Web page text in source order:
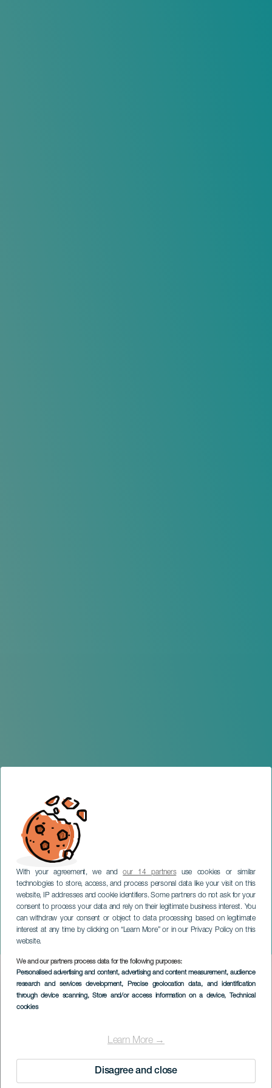
With your agreement, we andour 14 partnersuse cookies or similar
technologies to store, access, and process personal data like your visit on this
website, IP addresses and cookie identifiers. Some partners do not ask for your
consent to process your data and rely on their legitimate business interest. You
can withdraw your consent or object to data processing based on legitimate
interest at any time by clicking on “Learn More” or in our Privacy Policy on this
website.
We and our partners process data for the following purposes:
Personalised advertising and content, advertising and content measurement, audience
research and services development, Precise geolocation data, and identification
through device scanning, Store and/or access information on a device, Technical
cookies
Learn More →
Disagree and close
Villa de La Orotavan
lyhytelokuvafestivaali
TENERIFFA
Imagen
Listado